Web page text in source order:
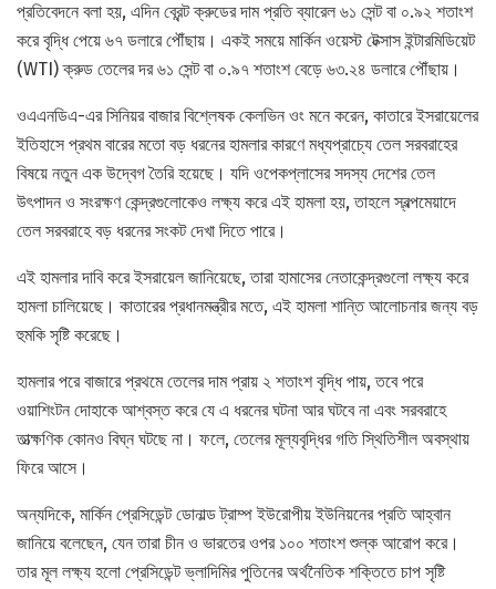
প্রতিবেদনে বলা হয়, এদিন ব্রেন্ট ক্রুডের দাম প্রতি ব্যারেল ৬১ সেন্ট বা ০.৯২ শতাংশ
করে বৃদ্ধি পেয়ে ৬৭ ডলারে পৌঁছায়। একই সময়ে মার্কিন ওয়েস্ট টেক্সাস ইন্টারমিডিয়েট
(WTI) ক্রুড তেলের দর ৬১ সেন্ট বা ০.৯৭ শতাংশ বেড়ে ৬৩.২৪ ডলারে পৌঁছায়।
ওএএনডিএ-এর সিনিয়র বাজার বিশ্লেষক কেলভিন ওং মনে করেন, কাতারে ইসরায়েলের
ইতিহাসে প্রথম বারের মতো বড় ধরনের হামলার কারণে মধ্যপ্রাচ্যে তেল সরবরাহের
বিষয়ে নতুন এক উদ্বেগ তৈরি হয়েছে। যদি ওপেকপ্লাসের সদস্য দেশের তেল
উৎপাদন ও সংরক্ষণ কেন্দ্রগুলোকেও লক্ষ্য করে এই হামলা হয়, তাহলে স্বল্পমেয়াদে
তেল সরবরাহে বড় ধরনের সংকট দেখা দিতে পারে।
এই হামলার দাবি করে ইসরায়েল জানিয়েছে, তারা হামাসের নেতাকেন্দ্রগুলো লক্ষ্য করে
হামলা চালিয়েছে। কাতারের প্রধানমন্ত্রীর মতে, এই হামলা শান্তি আলোচনার জন্য বড়
হুমকি সৃষ্টি করেছে।
হামলার পরে বাজারে প্রথমে তেলের দাম প্রায় ২ শতাংশ বৃদ্ধি পায়, তবে পরে
ওয়াশিংটন দোহাকে আশ্বস্ত করে যে এ ধরনের ঘটনা আর ঘটবে না এবং সরবরাহে
তাত্ক্ষণিক কোনও বিঘ্ন ঘটছে না। ফলে, তেলের মূল্যবৃদ্ধির গতি স্থিতিশীল অবস্থায়
ফিরে আসে।
অন্যদিকে, মার্কিন প্রেসিডেন্ট ডোনাল্ড ট্রাম্প ইউরোপীয় ইউনিয়নের প্রতি আহ্বান
জানিয়ে বলেছেন, যেন তারা চীন ও ভারতের ওপর ১০০ শতাংশ শুল্ক আরোপ করে।
তার মূল লক্ষ্য হলো প্রেসিডেন্ট ভ্লাদিমির পুতিনের অর্থনৈতিক শক্তিতে চাপ সৃষ্টি